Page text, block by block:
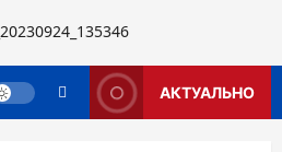
АКТУАЛЬНО